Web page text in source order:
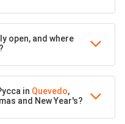
open, and where
in Quevedo,
and New Year's?